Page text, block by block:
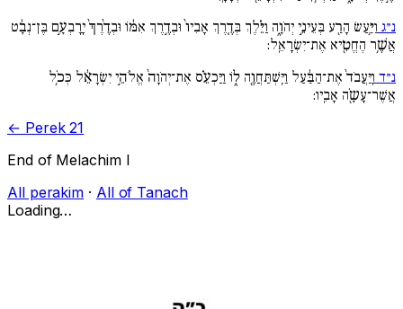
נ״ג וַיַּ֥עַשׂ הָרַ֖ע בְּעֵינֵ֣י יְהֹוָ֑ה וַיֵּ֗לֶךְ בְּדֶ֚רֶךְ אָבִיו֙ וּבְדֶ֣רֶךְ אִמּ֔וֹ וּבְדֶ֙רֶךְ֙ יָרָבְעָ֣ם בֶּן־נְבָ֔ט
אֲשֶׁ֥ר הֶחֱטִ֖יא אֶת־יִשְׂרָאֵֽל:
נ״ד וַֽיַּעֲבֹד֙ אֶת־הַבַּ֔עַל וַיִּֽשְׁתַּחֲוֶ֖ה ל֑וֹ וַיַּכְעֵ֗ס אֶת־יְהֹוָה֙ אֱלֹהֵ֣י יִשְׂרָאֵ֔ל כְּכֹ֥ל
אֲשֶׁר־עָשָֹ֖ה אָבִֽיו:
← Perek 21
End of Melachim I
All perakim · All of Tanach
Loading…